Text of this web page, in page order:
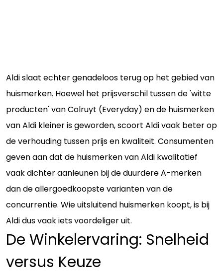
Aldi slaat echter genadeloos terug op het gebied van
huismerken. Hoewel het prijsverschil tussen de 'witte
producten' van Colruyt (Everyday) en de huismerken
van Aldi kleiner is geworden, scoort Aldi vaak beter op
de verhouding tussen prijs en kwaliteit. Consumenten
geven aan dat de huismerken van Aldi kwalitatief
vaak dichter aanleunen bij de duurdere A-merken
dan de allergoedkoopste varianten van de
concurrentie. Wie uitsluitend huismerken koopt, is bij
Aldi dus vaak iets voordeliger uit.
De Winkelervaring: Snelheid
versus Keuze